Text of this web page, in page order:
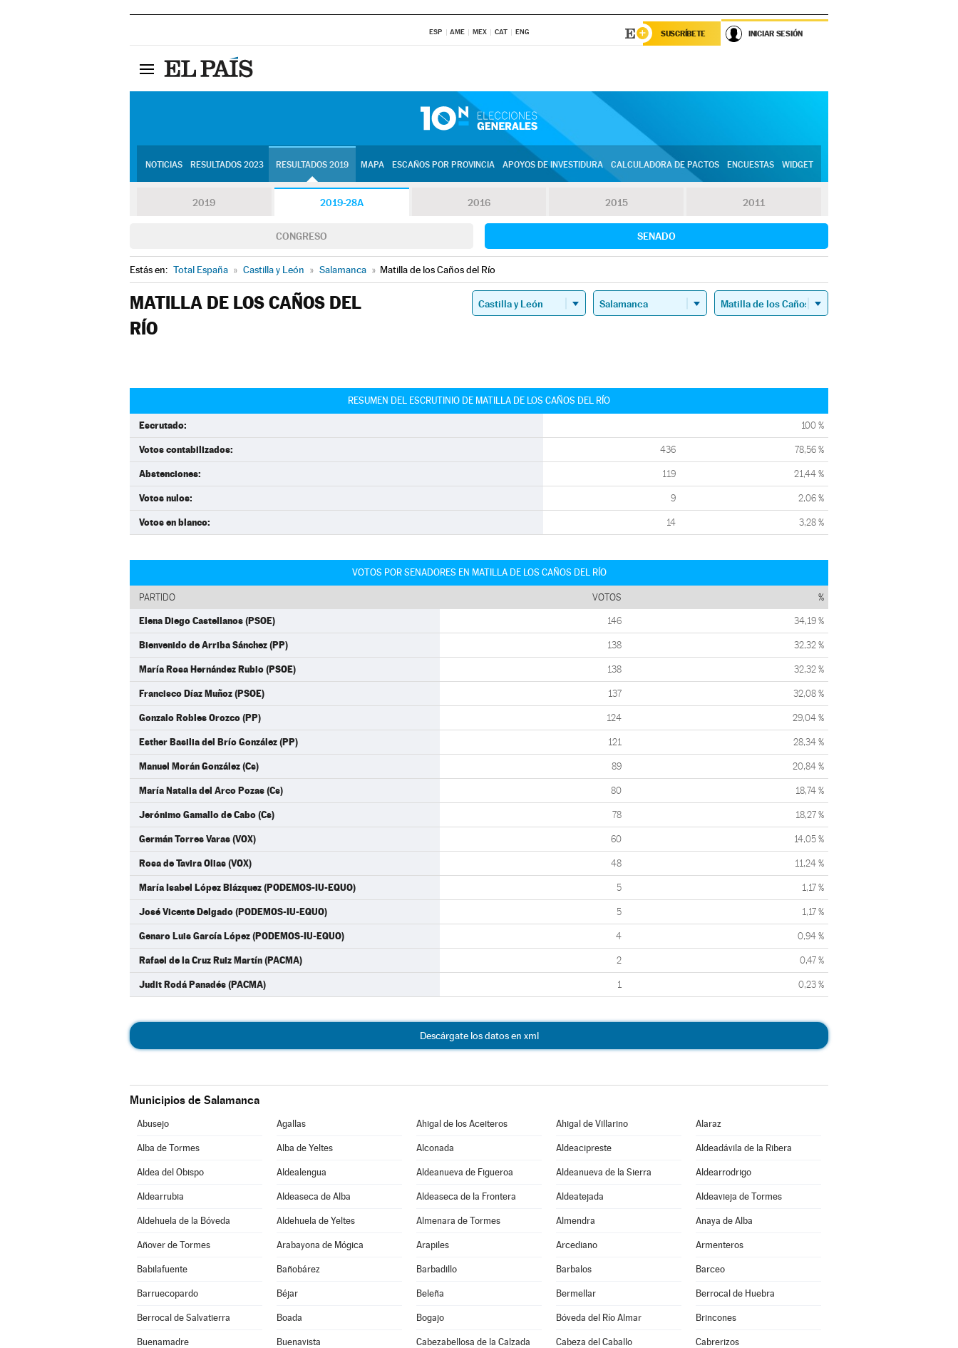
ESP AME MEX CAT ENG SUSCRÍBETE INICIAR SESIÓN
NOTICIAS RESULTADOS 2023 RESULTADOS 2019 MAPA ESCAÑOS POR PROVINCIA APOYOS DE INVESTIDURA CALCULADORA DE PACTOS ENCUESTAS WIDGET
2019 2019-28A 2016 2015 2011
CONGRESO SENADO
Estás en: Total España » Castilla y León » Salamanca » Matilla de los Caños del Río
MATILLA DE LOS CAÑOS DEL
RÍO
RESUMEN DEL ESCRUTINIO DE MATILLA DE LOS CAÑOS DEL RÍO
Escrutado: 100 %
Votos contabilizados: 436 78,56 %
Abstenciones: 119 21,44 %
Votos nulos: 9 2,06 %
Votos en blanco: 14 3,28 %
VOTOS POR SENADORES EN MATILLA DE LOS CAÑOS DEL RÍO
PARTIDO VOTOS %
Elena Diego Castellanos (PSOE) 146 34,19 %
Bienvenido de Arriba Sánchez (PP) 138 32,32 %
María Rosa Hernández Rubio (PSOE) 138 32,32 %
Francisco Díaz Muñoz (PSOE) 137 32,08 %
Gonzalo Robles Orozco (PP) 124 29,04 %
Esther Basilia del Brío González (PP) 121 28,34 %
Manuel Morán González (Cs) 89 20,84 %
María Natalia del Arco Pozas (Cs) 80 18,74 %
Jerónimo Gamallo de Cabo (Cs) 78 18,27 %
Germán Torres Varas (VOX) 60 14,05 %
Rosa de Tavira Olias (VOX) 48 11,24 %
María Isabel López Blázquez (PODEMOS-IU-EQUO) 5 1,17 %
José Vicente Delgado (PODEMOS-IU-EQUO) 5 1,17 %
Genaro Luis García López (PODEMOS-IU-EQUO) 4 0,94 %
Rafael de la Cruz Ruiz Martín (PACMA) 2 0,47 %
Judit Rodá Panadés (PACMA) 1 0,23 %
Descárgate los datos en xml
Municipios de Salamanca
Abusejo Agallas Ahigal de los Aceiteros Ahigal de Villarino Alaraz
Alba de Tormes Alba de Yeltes Alconada Aldeacipreste Aldeadávila de la Ribera
Aldea del Obispo Aldealengua Aldeanueva de Figueroa Aldeanueva de la Sierra Aldearrodrigo
Aldearrubia Aldeaseca de Alba Aldeaseca de la Frontera Aldeatejada Aldeavieja de Tormes
Aldehuela de la Bóveda Aldehuela de Yeltes Almenara de Tormes Almendra Anaya de Alba
Añover de Tormes Arabayona de Mógica Arapiles Arcediano Armenteros
Babilafuente Bañobárez Barbadillo Barbalos Barceo
Barruecopardo Béjar Beleña Bermellar Berrocal de Huebra
Berrocal de Salvatierra Boada Bogajo Bóveda del Río Almar Brincones
Buenamadre Buenavista Cabezabellosa de la Calzada Cabeza del Caballo Cabrerizos